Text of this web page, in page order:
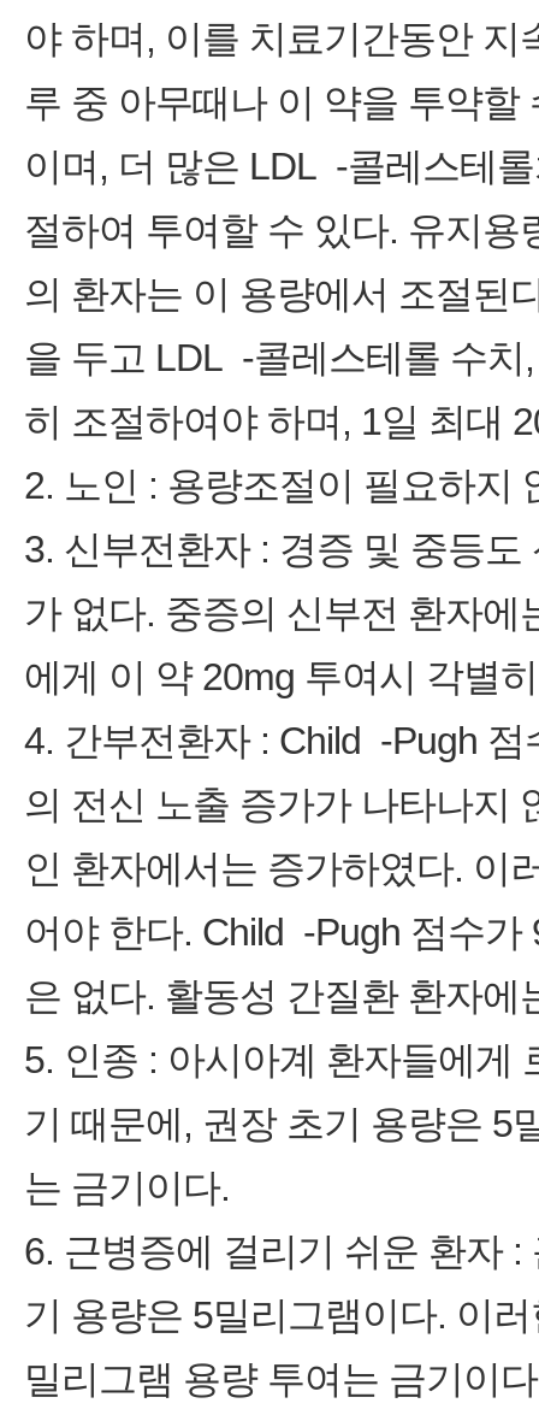
야 하며, 이를 치료기간동안
루 중 아무때나 이 약을 투약
이며, 더 많은 LDL ‑콜레스테
절하여 투여할 수 있다. 유지
의 환자는 이 용량에서 조절된
을 두고 LDL ‑콜레스테롤 수
히 조절하여야 하며, 1일 최대
2. 노인 : 용량조절이 필요하지
3. 신부전환자 : 경증 및 중등
가 없다. 중증의 신부전 환자
에게 이 약 20mg 투여시 각별
4. 간부전환자 : Child ‑Pugh
의 전신 노출 증가가 나타나지
인 환자에서는 증가하였다. 이
어야 한다. Child ‑Pugh 점수
은 없다. 활동성 간질환 환자
5. 인종 : 아시아계 환자들에게
기 때문에, 권장 초기 용량은 5
는 금기이다.
6. 근병증에 걸리기 쉬운 환자
기 용량은 5밀리그램이다. 이
밀리그램 용량 투여는 금기이